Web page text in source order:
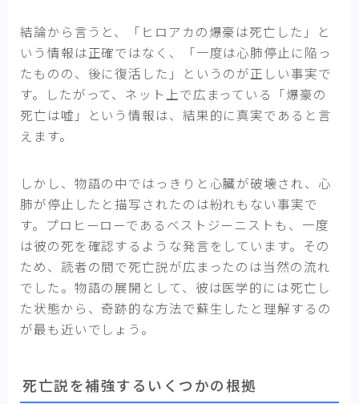
結論から言うと、「ヒロアカの爆豪は死亡した」と
いう情報は正確ではなく、「一度は心肺停止に陥っ
たものの、後に復活した」というのが正しい事実で
す。したがって、ネット上で広まっている「爆豪の
死亡は嘘」という情報は、結果的に真実であると言
えます。
しかし、物語の中ではっきりと心臓が破壊され、心
肺が停止したと描写されたのは紛れもない事実で
す。プロヒーローであるベストジーニストも、一度
は彼の死を確認するような発言をしています。その
ため、読者の間で死亡説が広まったのは当然の流れ
でした。物語の展開として、彼は医学的には死亡し
た状態から、奇跡的な方法で蘇生したと理解するの
が最も近いでしょう。
死亡説を補強するいくつかの根拠